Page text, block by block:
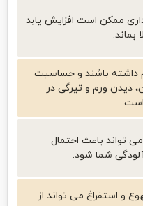
ممکن است افزایش یابد
بماند.
داشته باشند و حساسیت
دیدن ورم و تیرگی در
تواند باعث احتمال
شما شود.
و استفراغ می تواند از